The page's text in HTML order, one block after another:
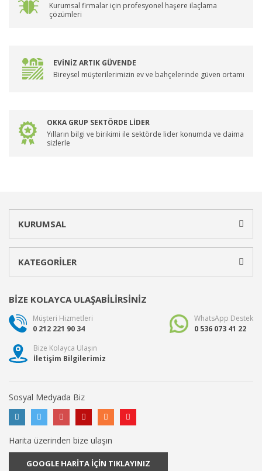
Kurumsal firmalar için profesyonel haşere ilaçlama
çözümleri
EVİNİZ ARTIK GÜVENDE
Bireysel müşterilerimizin ev ve bahçelerinde güven ortamı
OKKA GRUP SEKTÖRDE LİDER
Yılların bilgi ve birikimi ile sektörde lider konumda ve daima
sizlerle
KURUMSAL
KATEGORİLER
BİZE KOLAYCA ULAŞABİLİRSİNİZ
Müşteri Hizmetleri
0 212 221 90 34
WhatsApp Destek
0 536 073 41 22
Bize Kolayca Ulaşın
İletişim Bilgilerimiz
Sosyal Medyada Biz
Harita üzerinden bize ulaşın
GOOGLE HARİTA İÇİN TIKLAYINIZ